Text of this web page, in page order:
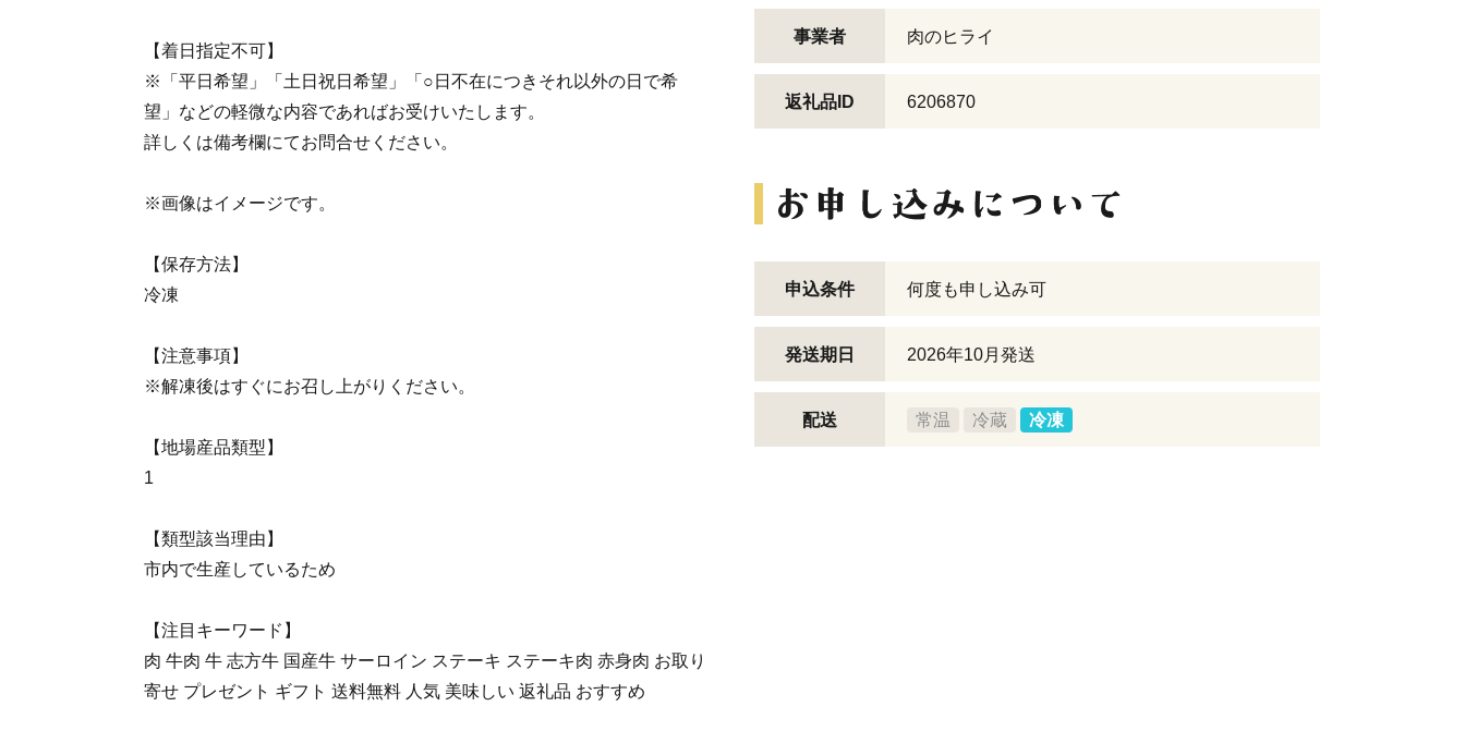
【着日指定不可】
※「平日希望」「土日祝日希望」「○日不在につきそれ以外の日で希
望」などの軽微な内容であればお受けいたします。
詳しくは備考欄にてお問合せください。
※画像はイメージです。
【保存方法】
冷凍
【注意事項】
※解凍後はすぐにお召し上がりください。
【地場産品類型】
1
【類型該当理由】
市内で生産しているため
【注目キーワード】
肉 牛肉 牛 志方牛 国産牛 サーロイン ステーキ ステーキ肉 赤身肉 お取り
寄せ プレゼント ギフト 送料無料 人気 美味しい 返礼品 おすすめ
事業者 肉のヒライ
返礼品ID 6206870
申込条件 何度も申し込み可
発送期日 2026年10月発送
配送 常温 冷蔵 冷凍